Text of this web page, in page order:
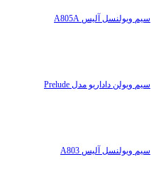
سیم ویولنسل آلیس A805A
سیم ویولن داداریو مدل Prelude
سیم ویولنسل آلیس A803